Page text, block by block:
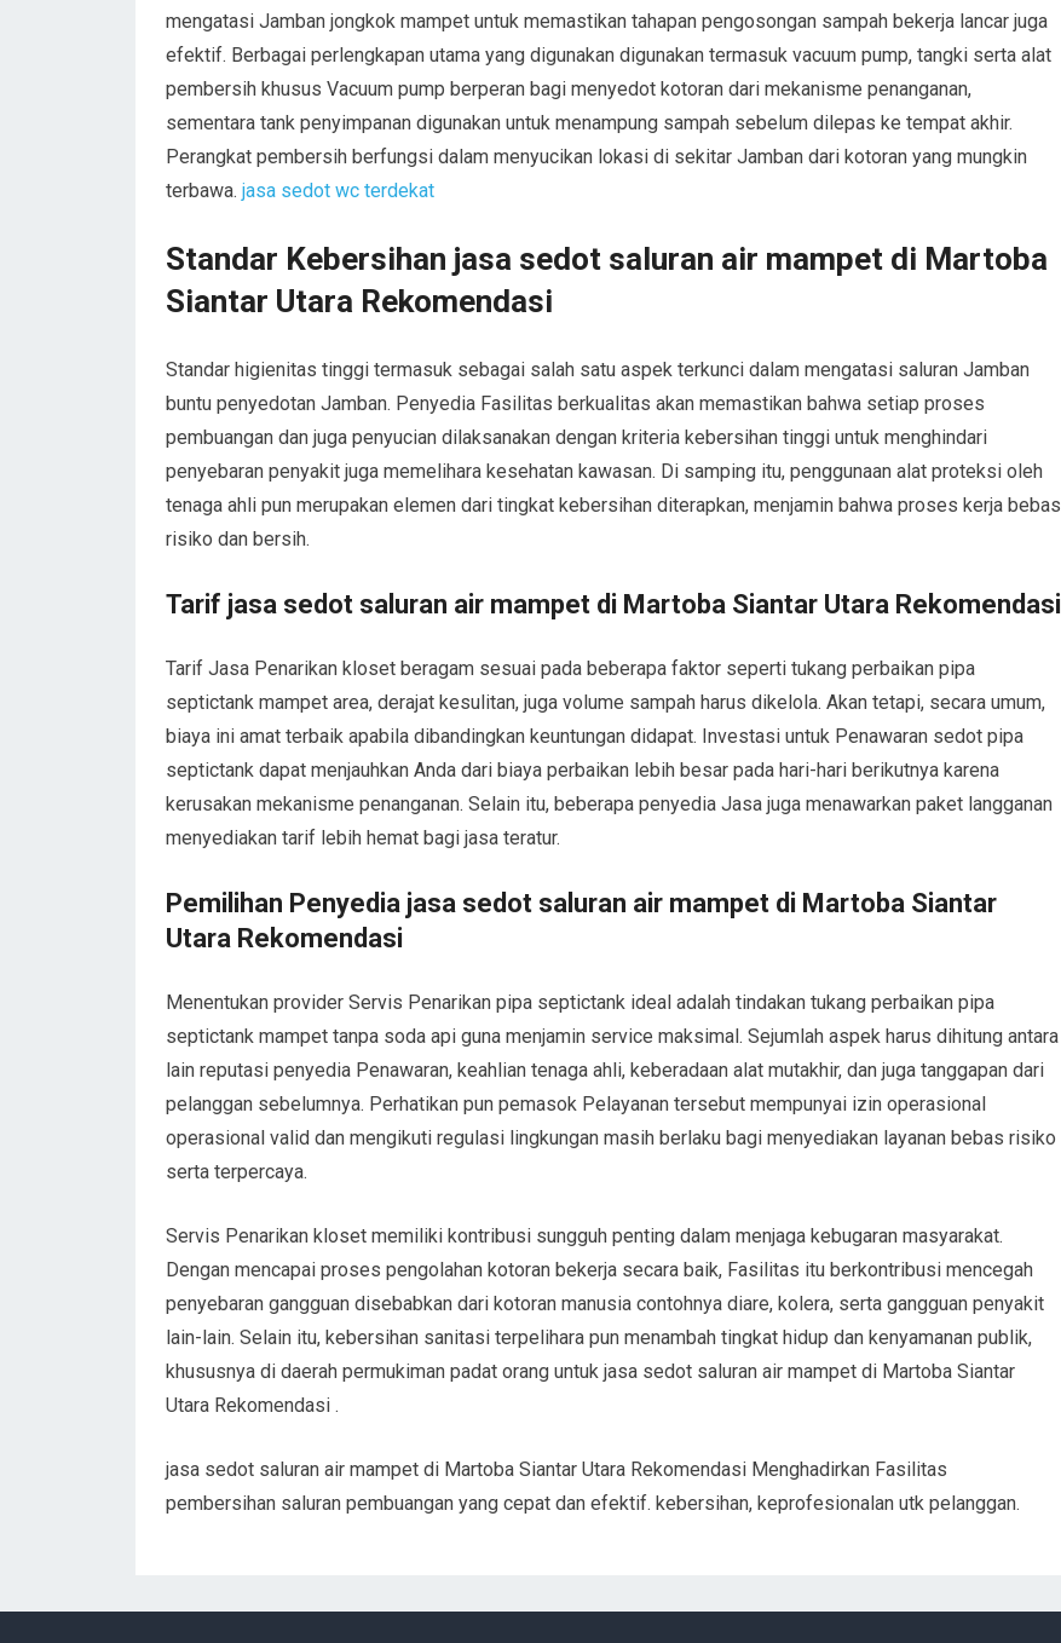
mengatasi Jamban jongkok mampet untuk memastikan tahapan pengosongan sampah bekerja lancar juga
efektif. Berbagai perlengkapan utama yang digunakan digunakan termasuk vacuum pump, tangki serta alat
pembersih khusus Vacuum pump berperan bagi menyedot kotoran dari mekanisme penanganan,
sementara tank penyimpanan digunakan untuk menampung sampah sebelum dilepas ke tempat akhir.
Perangkat pembersih berfungsi dalam menyucikan lokasi di sekitar Jamban dari kotoran yang mungkin
terbawa. jasa sedot wc terdekat
Standar Kebersihan jasa sedot saluran air mampet di Martoba
Siantar Utara Rekomendasi
Standar higienitas tinggi termasuk sebagai salah satu aspek terkunci dalam mengatasi saluran Jamban
buntu penyedotan Jamban. Penyedia Fasilitas berkualitas akan memastikan bahwa setiap proses
pembuangan dan juga penyucian dilaksanakan dengan kriteria kebersihan tinggi untuk menghindari
penyebaran penyakit juga memelihara kesehatan kawasan. Di samping itu, penggunaan alat proteksi oleh
tenaga ahli pun merupakan elemen dari tingkat kebersihan diterapkan, menjamin bahwa proses kerja bebas
risiko dan bersih.
Tarif jasa sedot saluran air mampet di Martoba Siantar Utara Rekomendasi
Tarif Jasa Penarikan kloset beragam sesuai pada beberapa faktor seperti tukang perbaikan pipa
septictank mampet area, derajat kesulitan, juga volume sampah harus dikelola. Akan tetapi, secara umum,
biaya ini amat terbaik apabila dibandingkan keuntungan didapat. Investasi untuk Penawaran sedot pipa
septictank dapat menjauhkan Anda dari biaya perbaikan lebih besar pada hari-hari berikutnya karena
kerusakan mekanisme penanganan. Selain itu, beberapa penyedia Jasa juga menawarkan paket langganan
menyediakan tarif lebih hemat bagi jasa teratur.
Pemilihan Penyedia jasa sedot saluran air mampet di Martoba Siantar
Utara Rekomendasi
Menentukan provider Servis Penarikan pipa septictank ideal adalah tindakan tukang perbaikan pipa
septictank mampet tanpa soda api guna menjamin service maksimal. Sejumlah aspek harus dihitung antara
lain reputasi penyedia Penawaran, keahlian tenaga ahli, keberadaan alat mutakhir, dan juga tanggapan dari
pelanggan sebelumnya. Perhatikan pun pemasok Pelayanan tersebut mempunyai izin operasional
operasional valid dan mengikuti regulasi lingkungan masih berlaku bagi menyediakan layanan bebas risiko
serta terpercaya.
Servis Penarikan kloset memiliki kontribusi sungguh penting dalam menjaga kebugaran masyarakat.
Dengan mencapai proses pengolahan kotoran bekerja secara baik, Fasilitas itu berkontribusi mencegah
penyebaran gangguan disebabkan dari kotoran manusia contohnya diare, kolera, serta gangguan penyakit
lain-lain. Selain itu, kebersihan sanitasi terpelihara pun menambah tingkat hidup dan kenyamanan publik,
khususnya di daerah permukiman padat orang untuk jasa sedot saluran air mampet di Martoba Siantar
Utara Rekomendasi .
jasa sedot saluran air mampet di Martoba Siantar Utara Rekomendasi Menghadirkan Fasilitas
pembersihan saluran pembuangan yang cepat dan efektif. kebersihan, keprofesionalan utk pelanggan.